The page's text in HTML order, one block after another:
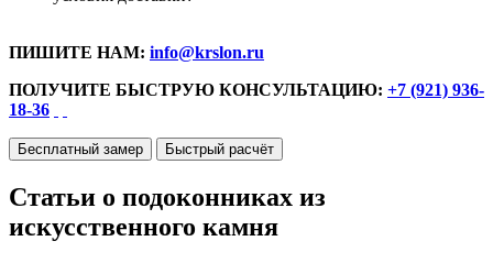
ПИШИТЕ НАМ: info@krslon.ru
ПОЛУЧИТЕ БЫСТРУЮ КОНСУЛЬТАЦИЮ: +7 (921) 936-
18-36
Бесплатный замер Быстрый расчёт
Статьи о подоконниках из
искусственного камня